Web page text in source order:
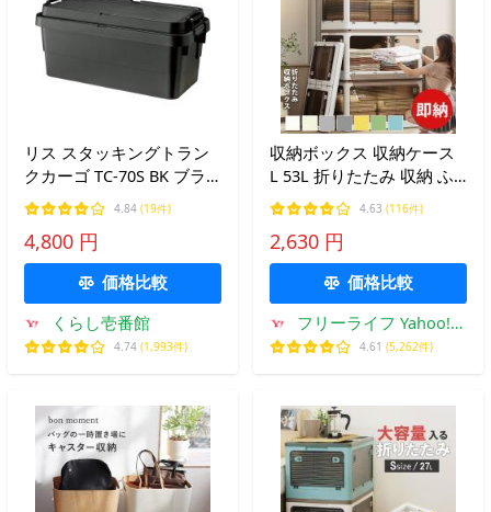
リス スタッキングトラン
クカーゴ TC-70S BK ブラ
ック (幅78×奥行39×高さ
35.7cm 容量70L)
4.84 (19件)
4,800 円
価格比較
くらし壱番館
4.74 (1,993件)
収納ボックス 収納ケース
L 53L 折りたたみ 収納 ふ
た付き キャスター付き 5
面開き 白 ホワイト おしゃ
れ プラスチック 衣装ケー
ス コンテナ ボックス 衣類
4.63 (116件)
2,630 円
価格比較
フリーライフ Yahoo!シ
ョッピング店
4.61 (5,262件)